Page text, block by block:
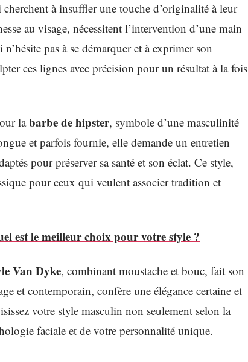
à insuffler une touche d’originalité à leur
au visage, nécessitent l’intervention d’une main
pas à se démarquer et à exprimer son
ces lignes avec précision pour un résultat à la fois
labarbe de hipster, symbole d’une masculinité
et parfois fournie, elle demande un entretien
pour préserver sa santé et son éclat. Ce style,
pour ceux qui veulent associer tradition et
est le meilleur choix pour votre style ?
Van Dyke, combinant moustache et bouc, fait son
et contemporain, confère une élégance certaine et
votre style masculin non seulement selon la
faciale et de votre personnalité unique.